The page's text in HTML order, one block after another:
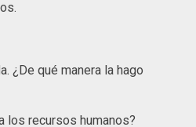
¿De qué manera la hago
los recursos humanos?